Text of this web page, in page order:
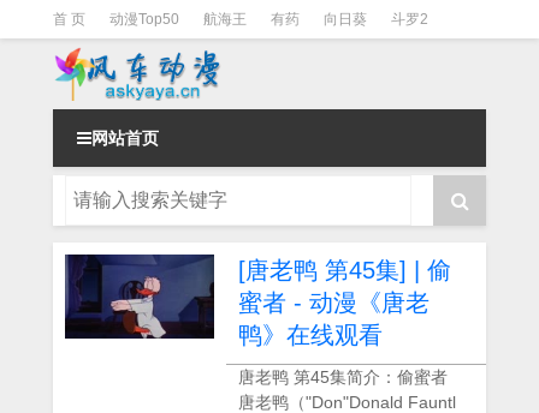
首 页 动漫Top50 航海王 有药 向日葵 斗罗2
斗罗3 火影 一拳超人
网站首页
[唐老鸭 第45集] | 偷
蜜者 - 动漫《唐老
鸭》在线观看
唐老鸭 第45集简介：偷蜜者
唐老鸭（"Don"Donald Fauntl